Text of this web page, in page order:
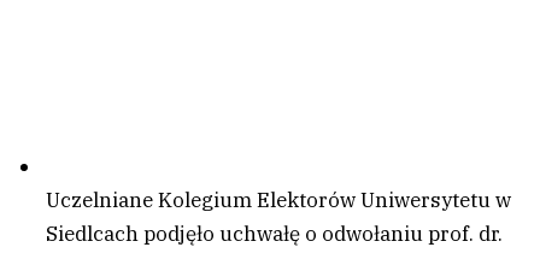
Uczelniane Kolegium Elektorów Uniwersytetu w
Siedlcach podjęło uchwałę o odwołaniu prof. dr.